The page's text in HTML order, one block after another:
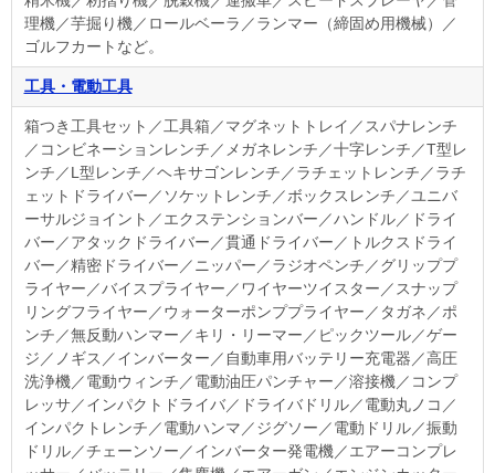
理機／芋掘り機／ロールベーラ／ランマー（締固め用機械）／
ゴルフカートなど。
工具・電動工具
箱つき工具セット／工具箱／マグネットトレイ／スパナレンチ
／コンビネーションレンチ／メガネレンチ／十字レンチ／T型レ
ンチ／L型レンチ／ヘキサゴンレンチ／ラチェットレンチ／ラチ
ェットドライバー／ソケットレンチ／ボックスレンチ／ユニバ
ーサルジョイント／エクステンションバー／ハンドル／ドライ
バー／アタックドライバー／貫通ドライバー／トルクスドライ
バー／精密ドライバー／ニッパー／ラジオペンチ／グリッププ
ライヤー／バイスプライヤー／ワイヤーツイスター／スナップ
リングフライヤー／ウォーターポンププライヤー／タガネ／ポ
ンチ／無反動ハンマー／キリ・リーマー／ピックツール／ゲー
ジ／ノギス／インバーター／自動車用バッテリー充電器／高圧
洗浄機／電動ウィンチ／電動油圧パンチャー／溶接機／コンプ
レッサ／インパクトドライバ／ドライバドリル／電動丸ノコ／
インパクトレンチ／電動ハンマ／ジグソー／電動ドリル／振動
ドリル／チェーンソー／インバーター発電機／エアーコンプレ